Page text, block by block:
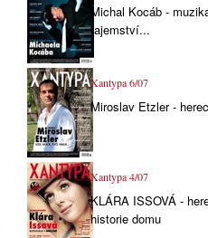
Michal Kocáb -
tajemství...
Xantypa 6/07
Miroslav Etzler -
Xantypa 4/07
KLÁRA ISSOVÁ -
historie domu